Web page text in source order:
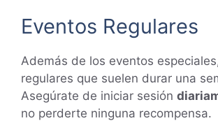
Eventos Regulares
Además de los eventos
regulares que suelen durar una
Asegúrate de iniciar sesión
no perderte ninguna recompensa.